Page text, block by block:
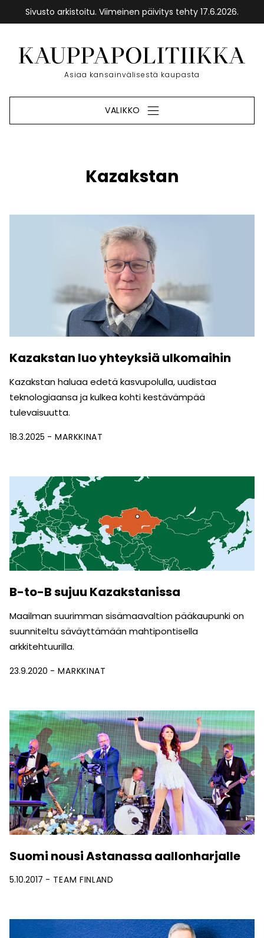
Sivusto arkistoitu. Viimeinen päivitys tehty 17.6.2026.
sisältöön
Etusivu
Asiaa kansainvälisestä kaupasta
VALIKKO
Kazakstan
Kazakstan luo yhteyksiä ulkomaihin
Kazakstan haluaa edetä kasvupolulla, uudistaa
teknologiaansa ja kulkea kohti kestävämpää
tulevaisuutta.
18.3.2025 MARKKINAT
B-to-B sujuu Kazakstanissa
Maailman suurimman sisämaavaltion pääkaupunki on
suunniteltu säväyttämään mahtipontisella
arkkitehtuurilla.
23.9.2020 MARKKINAT
Suomi nousi Astanassa aallonharjalle
5.10.2017 TEAM FINLAND